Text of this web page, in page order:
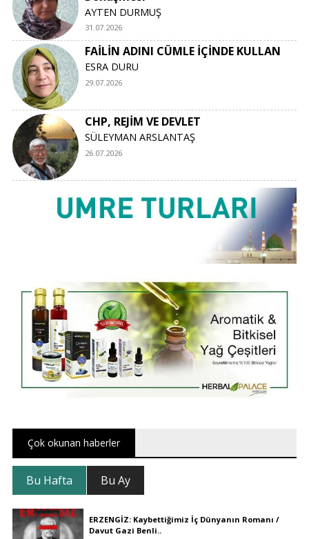
AYTEN DURMUŞ
31.07.2026
FAİLİN ADINI CÜMLE İÇİNDE KULLAN
ESRA DURU
29.07.2026
CHP, REJİM VE DEVLET
SÜLEYMAN ARSLANTAŞ
26.07.2026
Çok okunan haberler
Bu Hafta Bu Ay
ERZENGİZ: Kaybettiğimiz İç Dünyanın Romanı /
Davut Gazi Benli..